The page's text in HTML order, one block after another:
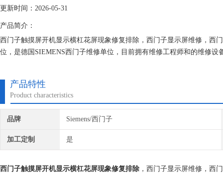
更新时间：2026-05-31
产品简介：
西门子触摸屏开机显示横杠花屏现象修复排除，西门子显示屏维修，西
位，是德国SIEMENS西门子维修单位，目前拥有维修工程师和的维修
产品特性
Product characteristics
品牌 Siemens/西门子
加工定制 是
西门子触摸屏开机显示横杠花屏现象修复排除 ，西门子显示屏维修，西